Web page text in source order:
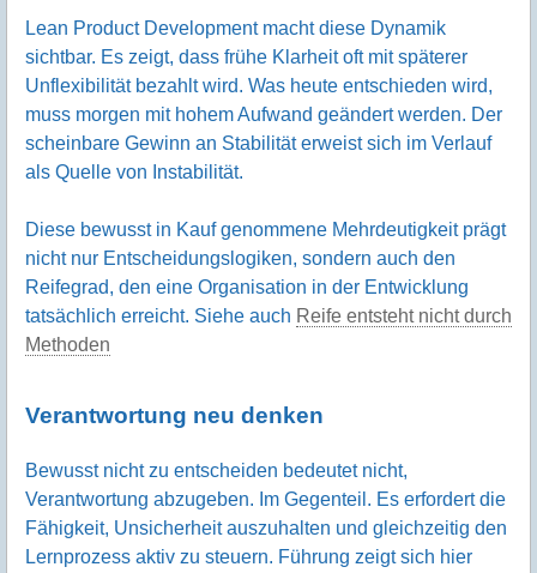
Lean Product Development macht diese Dynamik
sichtbar. Es zeigt, dass frühe Klarheit oft mit späterer
Unflexibilität bezahlt wird. Was heute entschieden wird,
muss morgen mit hohem Aufwand geändert werden. Der
scheinbare Gewinn an Stabilität erweist sich im Verlauf
als Quelle von Instabilität.
Diese bewusst in Kauf genommene Mehrdeutigkeit prägt
nicht nur Entscheidungslogiken, sondern auch den
Reifegrad, den eine Organisation in der Entwicklung
tatsächlich erreicht. Siehe auch Reife entsteht nicht durch
Methoden
Verantwortung neu denken
Bewusst nicht zu entscheiden bedeutet nicht,
Verantwortung abzugeben. Im Gegenteil. Es erfordert die
Fähigkeit, Unsicherheit auszuhalten und gleichzeitig den
Lernprozess aktiv zu steuern. Führung zeigt sich hier